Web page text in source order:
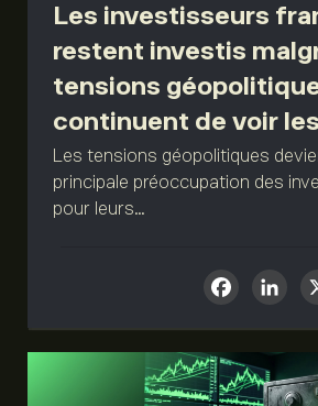
Les investisseurs
restent investis
tensions
continuent de voir
Les tensions géopolitiques
principale préoccupation des
pour leurs...